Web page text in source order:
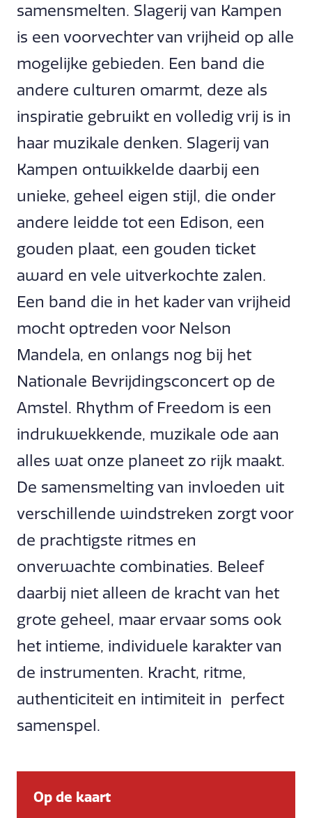
samensmelten. Slagerij van Kampen
is een voorvechter van vrijheid op alle
mogelijke gebieden. Een band die
andere culturen omarmt, deze als
inspiratie gebruikt en volledig vrij is in
haar muzikale denken. Slagerij van
Kampen ontwikkelde daarbij een
unieke, geheel eigen stijl, die onder
andere leidde tot een Edison, een
gouden plaat, een gouden ticket
award en vele uitverkochte zalen.
Een band die in het kader van vrijheid
mocht optreden voor Nelson
Mandela, en onlangs nog bij het
Nationale Bevrijdingsconcert op de
Amstel. Rhythm of Freedom is een
indrukwekkende, muzikale ode aan
alles wat onze planeet zo rijk maakt.
De samensmelting van invloeden uit
verschillende windstreken zorgt voor
de prachtigste ritmes en
onverwachte combinaties. Beleef
daarbij niet alleen de kracht van het
grote geheel, maar ervaar soms ook
het intieme, individuele karakter van
de instrumenten. Kracht, ritme,
authenticiteit en intimiteit in perfect
samenspel.
Op de kaart